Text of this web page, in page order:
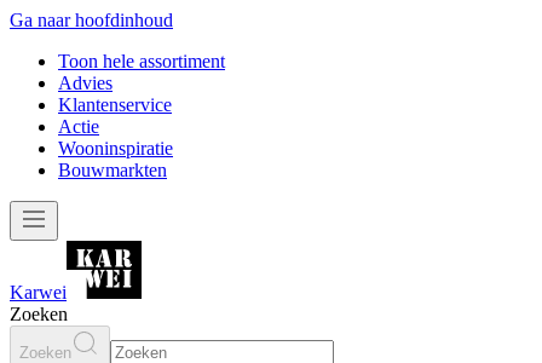
Ga naar hoofdinhoud
Toon hele assortiment
Advies
Klantenservice
Actie
Wooninspiratie
Bouwmarkten
Karwei
Zoeken
Zoeken